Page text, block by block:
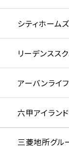
シティホーム
リーデンスス
アーバンライフ
六甲アイランド
三菱地所グル